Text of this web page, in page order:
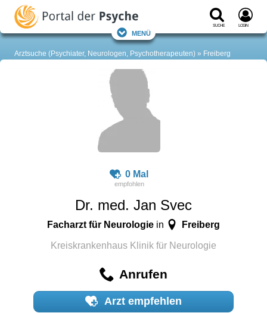
Suche Login
Menü
Arztsuche (Psychiater, Neurologen, Psychotherapeuten) Freiberg
0 Mal
Dr. med. Jan Svec
Facharzt für Neurologie in Freiberg
Kreiskrankenhaus Klinik für Neurologie
Anrufen
Arzt empfehlen